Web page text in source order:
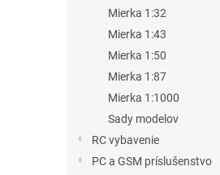
Mierka 1:32
Mierka 1:43
Mierka 1:50
Mierka 1:87
Mierka 1:1000
Sady modelov
RC vybavenie
PC a GSM príslušenstvo